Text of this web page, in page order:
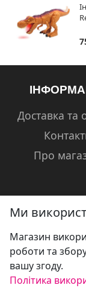
Доставка та
Про
Ми
Магазин
роботи та
вашу згоду.
Політика